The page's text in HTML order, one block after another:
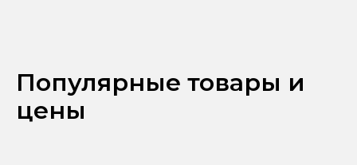
Популярные товары и
цены